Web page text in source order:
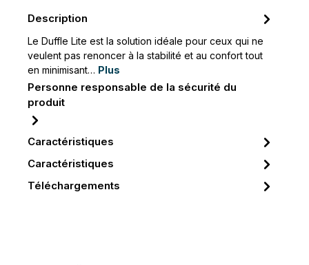
Description
Le Duffle Lite est la solution idéale pour ceux qui ne
veulent pas renoncer à la stabilité et au confort tout
en minimisant… Plus
Personne responsable de la sécurité du
produit
Caractéristiques
Caractéristiques
Téléchargements